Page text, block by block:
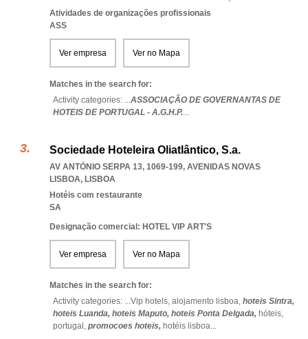
Atividades de organizações profissionais
ASS
Ver empresa Ver no Mapa
Matches in the search for:
Activity categories: ...ASSOCIAÇÃO DE GOVERNANTAS DE
HOTEIS DE PORTUGAL - A.G.H.P....
Sociedade Hoteleira Oliatlântico, S.a.
AV ANTÓNIO SERPA 13, 1069-199, AVENIDAS NOVAS
LISBOA, LISBOA
Hotéis com restaurante
SA
Designação comercial: HOTEL VIP ART'S
Ver empresa Ver no Mapa
Matches in the search for:
Activity categories: ...Vip hotels, alojamento lisboa, hoteis Sintra,
hoteis Luanda, hoteis Maputo, hoteis Ponta Delgada, hóteis,
portugal, promocoes hoteis, hotéis lisboa...